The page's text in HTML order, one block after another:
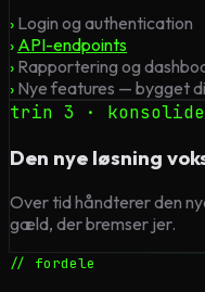
› Login og authentication
› API-endpoints
› Rapportering og
› Nye features — bygget
trin 3 ·
Den nye løsning
Over tid håndterer den
gæld, der bremser jer.
// fordele